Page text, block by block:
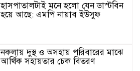
হাসপাতালটাই মনে হলো যেন ডাস্টবিন
হয়ে আছে: এমপি নায়াব ইউসুফ
নকলায় দুস্থ ও অসহায় পরিবারের মাঝে
আর্থিক সহায়তার চেক বিতরণ